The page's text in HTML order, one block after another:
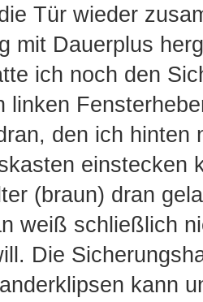
Tür wieder
mit Dauerplus
ich noch den
linken
den ich hinten
einstecken
(braun) dran
weiß schließlich
Die
kann